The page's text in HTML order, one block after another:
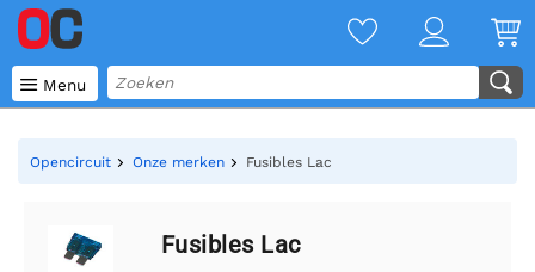
 Menu
Opencircuit Onze merken Fusibles Lac
Fusibles Lac